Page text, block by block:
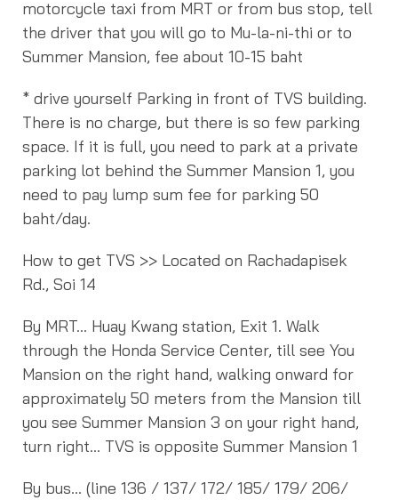
motorcycle taxi from MRT or from bus stop, tell
the driver that you will go to Mu-la-ni-thi or to
Summer Mansion, fee about 10-15 baht
* drive yourself Parking in front of TVS building.
There is no charge, but there is so few parking
space. If it is full, you need to park at a private
parking lot behind the Summer Mansion 1, you
need to pay lump sum fee for parking 50
baht/day.
How to get TVS >> Located on Rachadapisek
Rd., Soi 14
By MRT… Huay Kwang station, Exit 1. Walk
through the Honda Service Center, till see You
Mansion on the right hand, walking onward for
approximately 50 meters from the Mansion till
you see Summer Mansion 3 on your right hand,
turn right… TVS is opposite Summer Mansion 1
By bus… (line 136 / 137/ 172/ 185/ 179/ 206/